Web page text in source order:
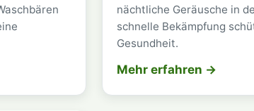
nächtliche Geräusche in
schnelle Bekämpfung
Gesundheit.
Mehr erfahren →